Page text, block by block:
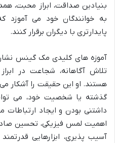
بنیادین صداقت، ابراز محبت،
به خوانندگان خود می آموزد
پایدارتری با دیگران برقرار کنند.
آموزه های کلیدی مک گینس
تلاش آگاهانه، شجاعت در
هستند. او این حقیقت را آشکار
گذشته یا شخصیت خود، می
داشتنی بودن و ایجاد ارتباطات
اهمیت لمس فیزیکی، تحسین
آسیب پذیری، ابزارهایی